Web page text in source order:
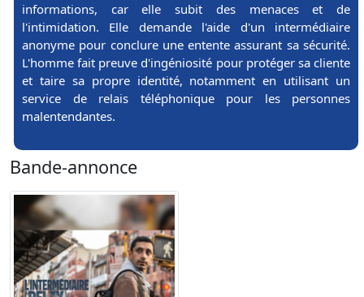
informations, car elle subit des menaces et de
l'intimidation. Elle demande l'aide d'un intermédiaire
anonyme pour conclure une entente assurant sa sécurité.
L'homme fait preuve d'ingéniosité pour protéger sa cliente
et taire sa propre identité, notamment en utilisant un
service de relais téléphonique pour les personnes
malentendantes.
Bande-annonce